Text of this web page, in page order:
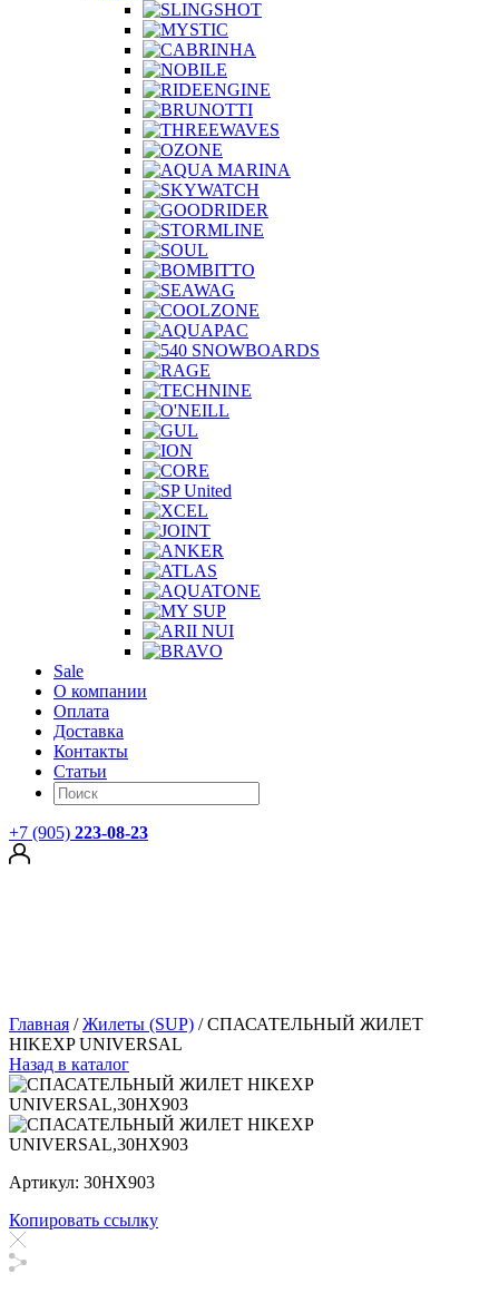
Sale
О компании
Оплата
Доставка
Контакты
Статьи
+7 (905) 223-08-23
Главная /Жилеты (SUP) /СПАСАТЕЛЬНЫЙ ЖИЛЕТ
HIKEXP UNIVERSAL
Назад в каталог
Артикул: 30HX903
Копировать ссылку